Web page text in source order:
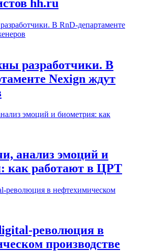
hh.ru
разработчики. В
Nexign ждут
анализ эмоций и
как работают в ЦРТ
революция в
производстве